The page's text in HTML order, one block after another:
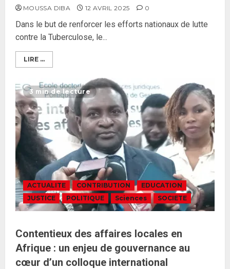
MOUSSA DIBA 12 AVRIL 2025 0
Dans le but de renforcer les efforts nationaux de lutte
contre la Tuberculose, le...
LIRE ...
3 min de lecture
ACTUALITE CONTRIBUTION
EDUCATION
JUSTICE
POLITIQUE Sciences SOCIETE
Contentieux des affaires locales en
Afrique : un enjeu de gouvernance au
cœur d’un colloque international